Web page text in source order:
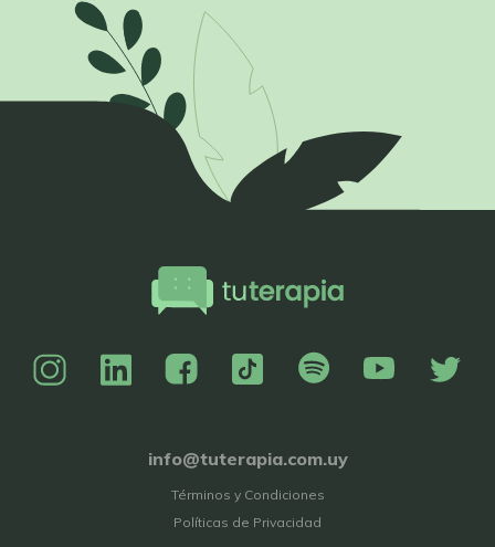
info@tuterapia.com.uy
Términos y Condiciones
Políticas de Privacidad